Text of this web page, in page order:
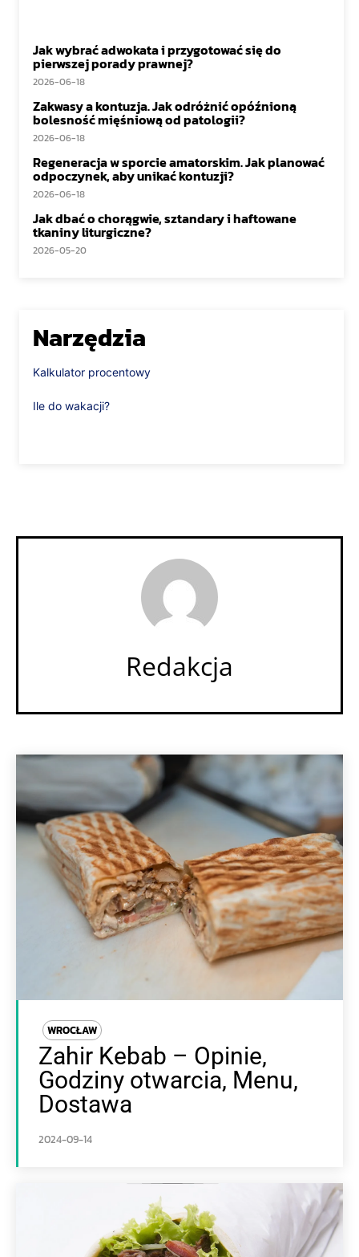
Jak wybrać adwokata i przygotować się do
pierwszej porady prawnej?
2026-06-18
Zakwasy a kontuzja. Jak odróżnić opóźnioną
bolesność mięśniową od patologii?
2026-06-18
Regeneracja w sporcie amatorskim. Jak planować
odpoczynek, aby unikać kontuzji?
2026-06-18
Jak dbać o chorągwie, sztandary i haftowane
tkaniny liturgiczne?
2026-05-20
Narzędzia
Kalkulator procentowy
Ile do wakacji?
Redakcja
WROCŁAW
Zahir Kebab – Opinie,
Godziny otwarcia, Menu,
Dostawa
2024-09-14